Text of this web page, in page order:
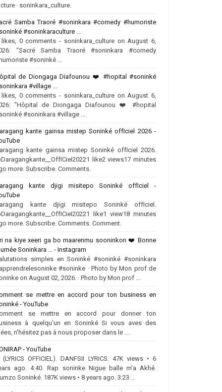
· soninkara_culture.
Samba Traoré #soninkara #comedy #humoriste
#soninkaraculture ...
0 comments - soninkara_culture on August 6,
"Sacré Samba Traoré #soninkara #comedy
#soninké ...
de Diongaga Diafounou ❤️‍ #hopital #soninké
#village ...
0 comments - soninkara_culture on August 6,
"Hôpital de Diongaga Diafounou ❤️‍ #hopital
#soninkara #village ...
kante gainsa mistep Soninké offIciel 2026 -
kante gainsa mistep Soninké offIciel 2026.
like2 views17 minutes
more. Subscribe. Comments.
kante djigi misitepo Soninké offIciel -
kante djigi misitepo Soninké offIciel.
like1 view18 minutes
more. Subscribe. Comments. Comment.
na kiye xeeri ga bo maarenmu sooninkon ❤️‍ Bonne
Soninkara ... - Instagram
simples en Soninké #soninké #soninkara
#soninke · Photo by Mon prof de
on August 02, 2026. · Photo by Mon prof ...
se mettre en accord pour ton business en
- YouTube
se mettre en accord pour donner ton
à quelqu'un en Soninké Si vous aves des
n'hésitez pas à nous proposer dans le ...
- YouTube
(LYRICS OFFICIEL). DANFSII LYRICS. 47K views • 6
ago. 4:40. Rap soninke Nigue balle m'a Akhé.
Soninké. 187K views • 8 years ago. 3:23 ...